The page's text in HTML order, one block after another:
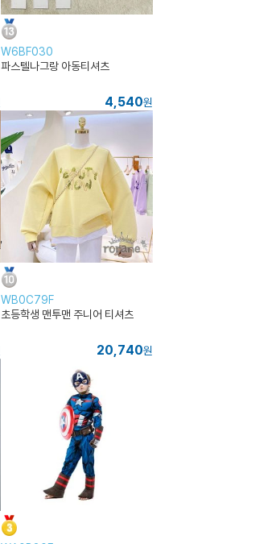
W6BF030
파스텔나그랑 아동티셔츠
4,540원
WB0C79F
초등학생 맨투맨 주니어 티셔츠
20,740원